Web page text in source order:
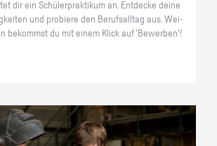
dir ein Schü­ler­prak­ti­kum an. Ent­de­cke deine
und pro­bie­re den Be­rufs­all­tag aus. Wei­
be­kommst du mit einem Klick auf 'Be­wer­ben'!